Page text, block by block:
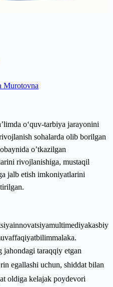
Murotovna
o‘quv-tarbiya jarayonini
sohalarda olib borilgan
o’tkazilgan
rivojlanishiga, mustaqil
jalb etish imkoniyatlarini
innovatsiyamultimediyakasbiy
bilimmalaka.
taraqqiy etgan
egallashi uchun, shiddat bilan
oldiga kelajak poydevori